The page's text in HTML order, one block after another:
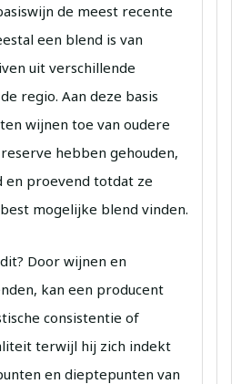
de meest recente
een blend is van
uit verschillende
regio. Aan deze basis
wijnen toe van oudere
hebben gehouden,
proevend totdat ze
mogelijke blend vinden.
Door wijnen en
kan een producent
consistentie of
terwijl hij zich indekt
en dieptepunten van